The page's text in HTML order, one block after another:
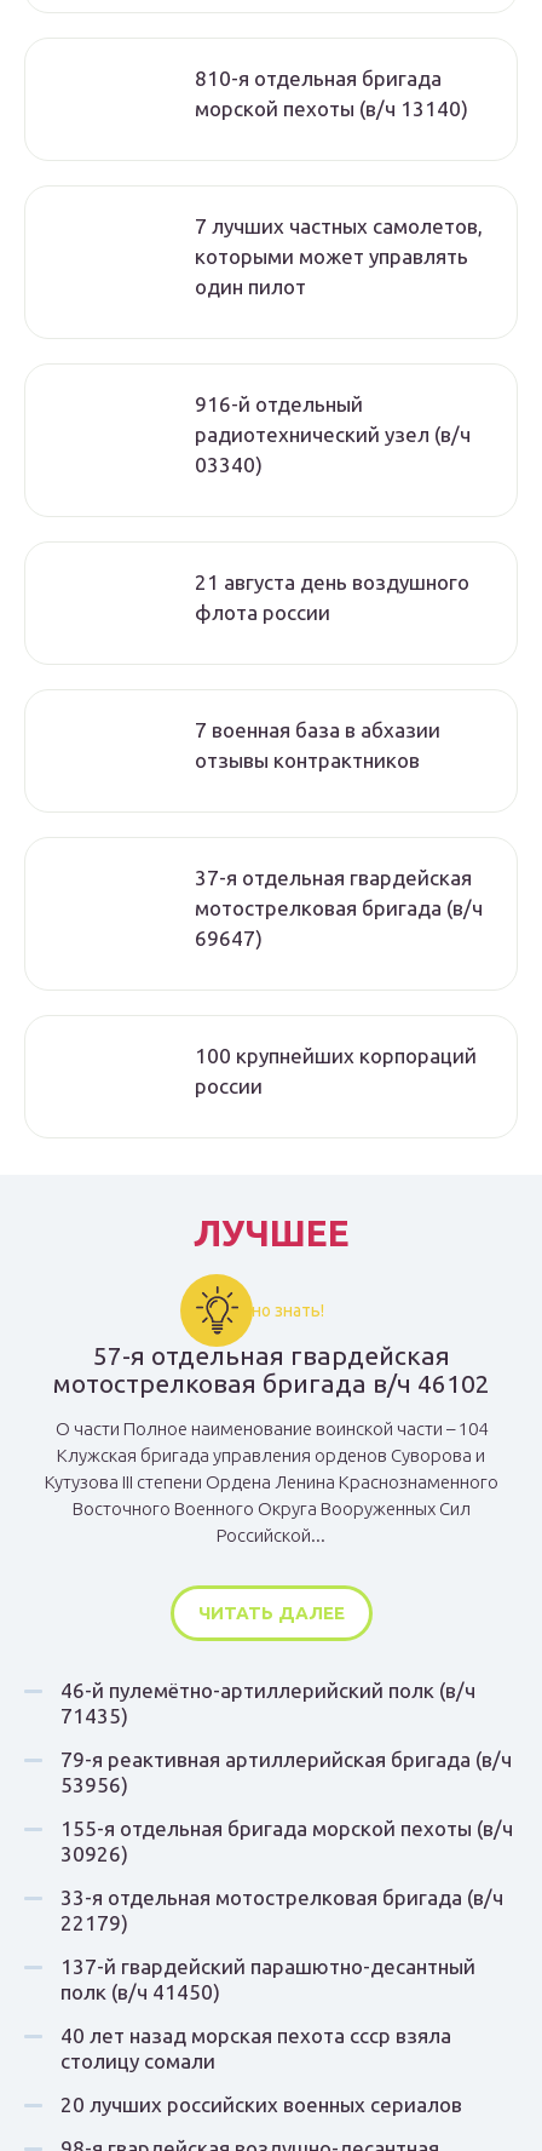
810-я отдельная бригада
морской пехоты (в/ч 13140)
7 лучших частных самолетов,
которыми может управлять
один пилот
916-й отдельный
радиотехнический узел (в/ч
03340)
21 августа день воздушного
флота россии
7 военная база в абхазии
отзывы контрактников
37-я отдельная гвардейская
мотострелковая бригада (в/ч
69647)
100 крупнейших корпораций
россии
ЛУЧШЕЕ
Важно знать!
57-я отдельная гвардейская
мотострелковая бригада в/ч 46102
О части Полное наименование воинской части – 104
Клужская бригада управления орденов Суворова и
Кутузова III степени Ордена Ленина Краснознаменного
Восточного Военного Округа Вооруженных Сил
Российской...
ЧИТАТЬ ДАЛЕЕ
46-й пулемётно-артиллерийский полк (в/ч
71435)
79-я реактивная артиллерийская бригада (в/ч
53956)
155-я отдельная бригада морской пехоты (в/ч
30926)
33-я отдельная мотострелковая бригада (в/ч
22179)
137-й гвардейский парашютно-десантный
полк (в/ч 41450)
40 лет назад морская пехота ссср взяла
столицу сомали
20 лучших российских военных сериалов